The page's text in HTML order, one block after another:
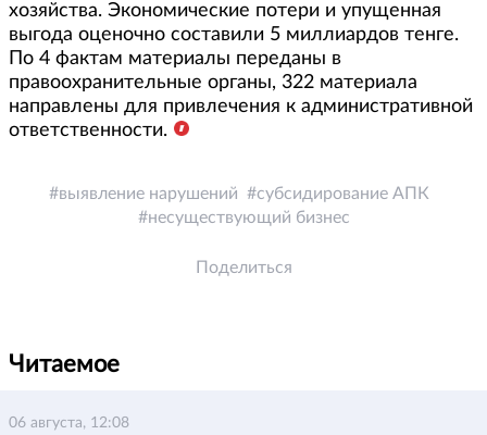
хозяйства. Экономические потери и упущенная
выгода оценочно составили 5 миллиардов тенге.
По 4 фактам материалы переданы в
правоохранительные органы, 322 материала
направлены для привлечения к административной
ответственности.
выявление нарушений
субсидирование АПК
несуществующий бизнес
Поделиться
Читаемое
06 августа, 12:08